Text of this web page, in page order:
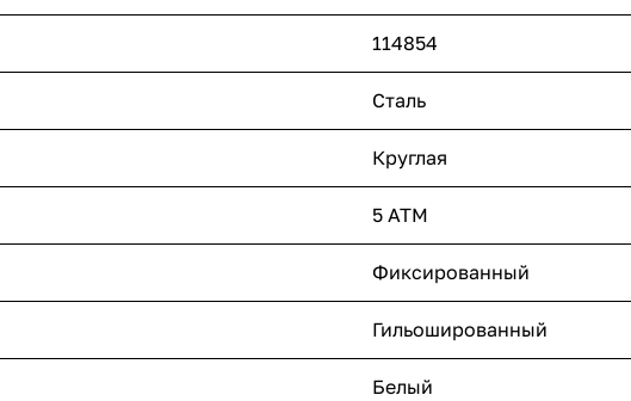
114854
Сталь
Круглая
5 ATM
Фиксированный
Гильошированный
Белый